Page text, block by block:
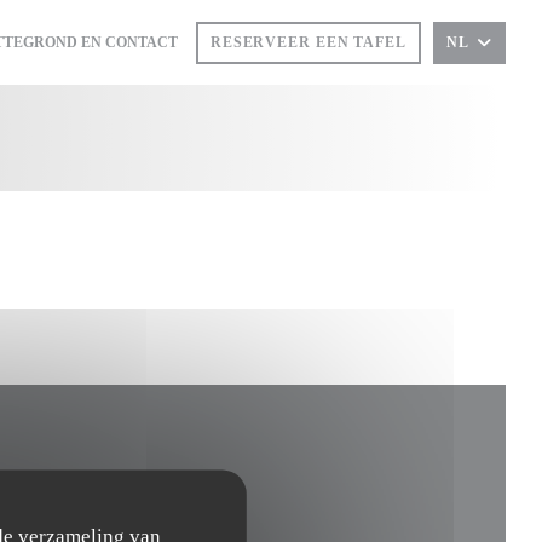
verzameling van
EN CONTACT RESERVEER EEN TAFEL NL